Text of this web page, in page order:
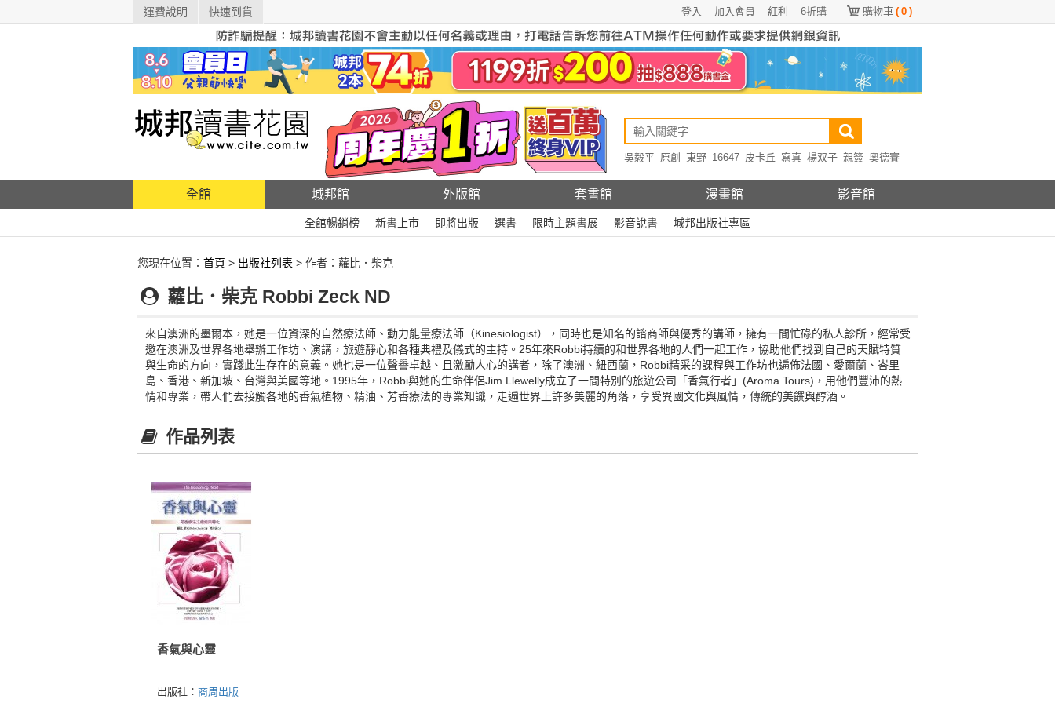
運費說明 快速到貨 購物車 ( 0 )
6折購
紅利
加入會員
登入
吳毅平 原創 東野 16647 皮卡丘 寫真 楊双子 親簽 奧德賽
全館 城邦館 外版館 套書館 漫畫館 影音館
全館暢銷榜 新書上市 即將出版 選書 限時主題書展 影音說書 城邦出版社專區
您現在位置： 首頁 > 出版社列表 > 作者：蘿比．柴克
蘿比．柴克 Robbi Zeck ND
來自澳洲的墨爾本，她是一位資深的自然療法師、動力能量療法師（Kinesiologist），同時也是知名的諮商師與優秀的講師，擁有一間忙碌的私人診所，經常受
邀在澳洲及世界各地舉辦工作坊、演講，旅遊靜心和各種典禮及儀式的主持。25年來Robbi持續的和世界各地的人們一起工作，協助他們找到自己的天賦特質
與生命的方向，實踐此生存在的意義。她也是一位聲譽卓越、且激勵人心的講者，除了澳洲、紐西蘭，Robbi精采的課程與工作坊也遍佈法國、愛爾蘭、峇里
島、香港、新加坡、台灣與美國等地。1995年，Robbi與她的生命伴侶Jim Llewelly成立了一間特別的旅遊公司「香氣行者」(Aroma Tours)，用他們豐沛的熱
情和專業，帶人們去接觸各地的香氣植物、精油、芳香療法的專業知識，走遍世界上許多美麗的角落，享受異國文化與風情，傳統的美饌與醇酒。
作品列表
香氣與心靈
出版社： 商周出版